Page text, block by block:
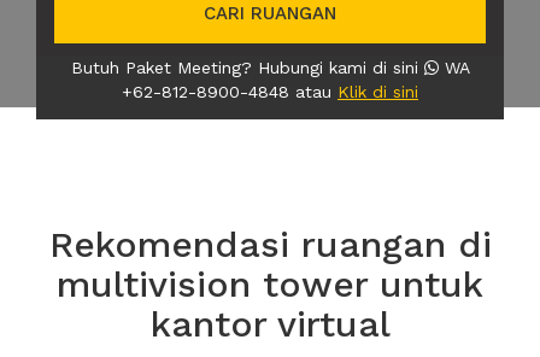
CARI RUANGAN
Butuh Paket Meeting? Hubungi kami di sini
WA
+62-812-8900-4848 atau Klik di sini
Rekomendasi ruangan di
multivision tower untuk
kantor virtual